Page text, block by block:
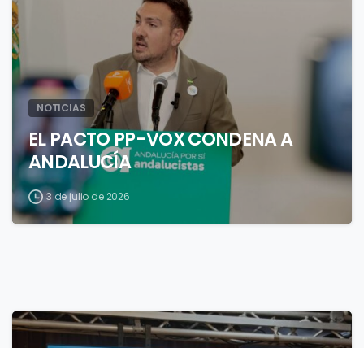
NOTICIAS
EL PACTO PP-VOX CONDENA A
ANDALUCÍA
3 de julio de 2026
4